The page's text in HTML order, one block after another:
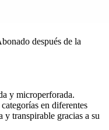
después de la
y microperforada.
en diferentes
y transpirable gracias a su